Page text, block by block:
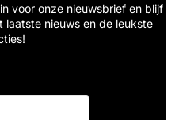
voor onze nieuwsbrief en blijf
nieuws en de leukste